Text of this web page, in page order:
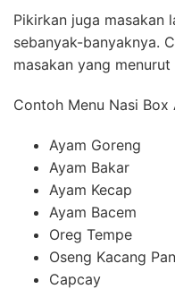
Pikirkan juga masakan
sebanyak-banyaknya.
masakan yang
Contoh Menu Nasi
Ayam Goreng
Ayam Bakar
Ayam Kecap
Ayam Bacem
Oreg Tempe
Oseng Kacang
Capcay